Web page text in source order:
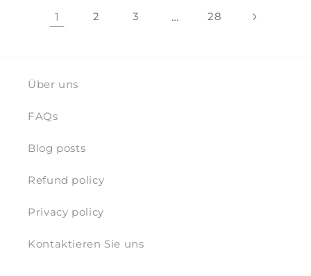
1 2 3 … 28
Über uns
FAQs
Blog posts
Refund policy
Privacy policy
Kontaktieren Sie uns